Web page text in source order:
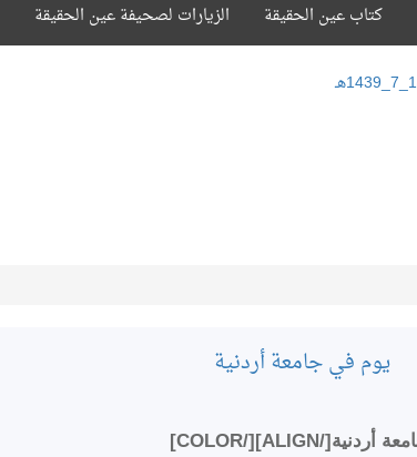
الزيارات لصحيفة عين الحقيقة كتاب عين الحقيقة
يوم في جامعة أردنية